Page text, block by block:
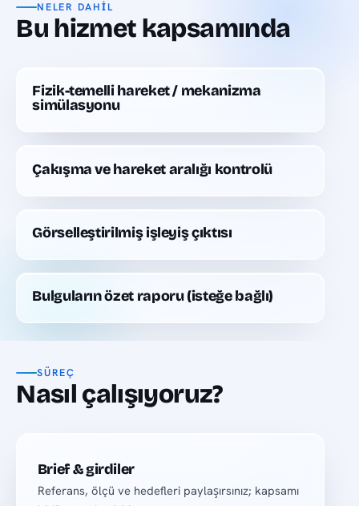
NELER DAHIL
Bu hizmet kapsamında
Fizik-temelli hareket / mekanizma
simülasyonu
Çakışma ve hareket aralığı kontrolü
Görselleştirilmiş işleyiş çıktısı
Bulguların özet raporu (isteğe bağlı)
SÜREÇ
Nasıl çalışıyoruz?
Brief & girdiler
Referans, ölçü ve hedefleri paylaşırsınız; kapsamı